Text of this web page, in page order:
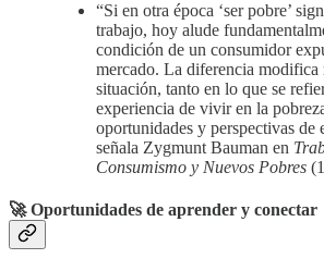
“Si en otra época ‘ser pobre’
trabajo, hoy alude
condición de un consumidor
mercado. La diferencia modifica
situación, tanto en lo que se
experiencia de vivir en la
oportunidades y perspectivas de
señala Zygmunt Bauman en
Consumismo y Nuevos Pobres
🚀 Oportunidades de aprender y conectar